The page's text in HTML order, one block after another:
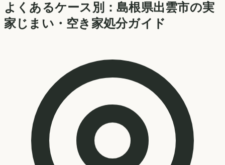
よくあるケース別：島根県出雲市の実
家じまい・空き家処分ガイド